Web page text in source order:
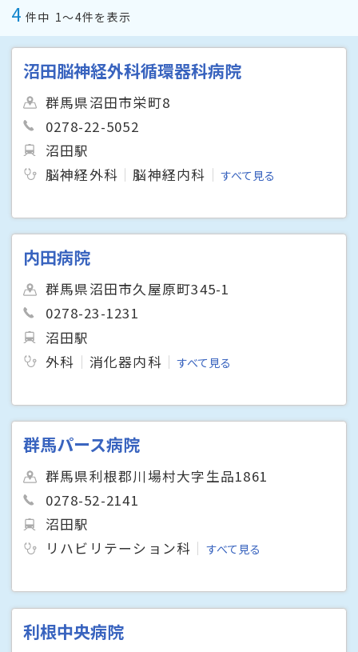
4 件中 1〜4件を表示
沼田脳神経外科循環器科病院
群馬県沼田市栄町8
0278-22-5052
沼田駅
脳神経外科
脳神経内科 すべて見る
内田病院
群馬県沼田市久屋原町345-1
0278-23-1231
沼田駅
外科
消化器内科 すべて見る
群馬パース病院
群馬県利根郡川場村大字生品1861
0278-52-2141
沼田駅
リハビリテーション科
すべて見る
利根中央病院